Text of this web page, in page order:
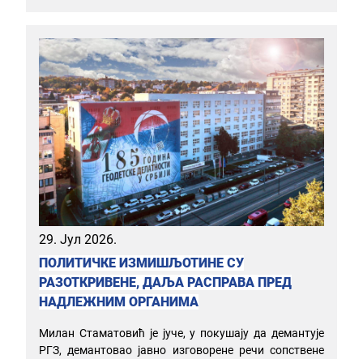
29. Јул 2026.
ПОЛИТИЧКЕ ИЗМИШЉОТИНЕ СУ
РАЗОТКРИВЕНЕ, ДАЉА РАСПРАВА ПРЕД
НАДЛЕЖНИМ ОРГАНИМА
Милан Стаматовић је јуче, у покушају да демантује
РГЗ, демантовао јавно изговорене речи сопствене